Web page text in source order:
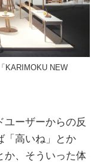
KARIMOKU NEW
ーザーからの反
「高いね」とか
か、そういった体